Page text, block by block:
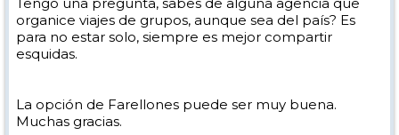
organice viajes de grupos, aunque sea del país? Es
para no estar solo, siempre es mejor compartir
esquidas.
La opción de Farellones puede ser muy buena.
Muchas gracias.